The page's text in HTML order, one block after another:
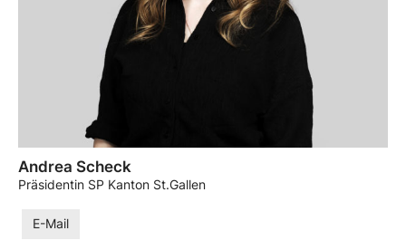
Andrea Scheck
Präsidentin SP Kanton St.Gallen
E-Mail